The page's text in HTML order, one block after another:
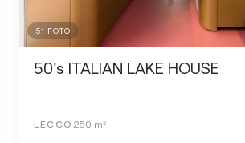
51 FOTO
50's ITALIAN LAKE HOUSE
LECCO 250 m²